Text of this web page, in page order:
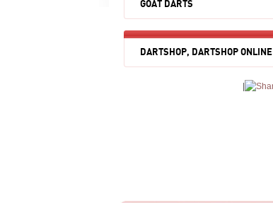
GOAT DARTS
DARTSHOP, DARTSHOP ONLINE